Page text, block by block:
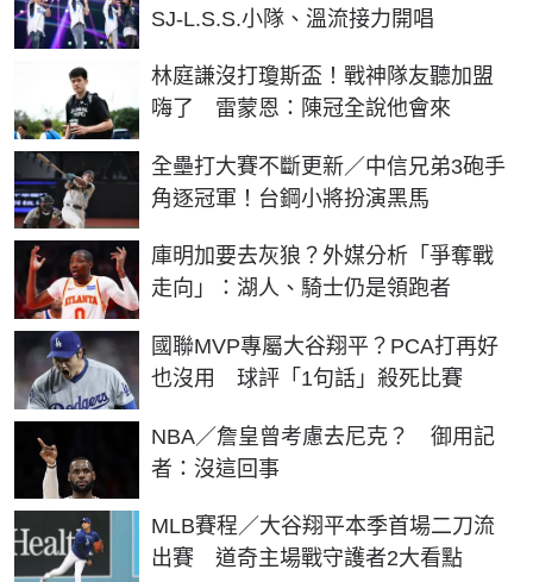
SJ-L.S.S.小隊、溫流接力開唱
林庭謙沒打瓊斯盃！戰神隊友聽加盟
嗨了 雷蒙恩：陳冠全說他會來
全壘打大賽不斷更新／中信兄弟3砲手
角逐冠軍！台鋼小將扮演黑馬
庫明加要去灰狼？外媒分析「爭奪戰
走向」：湖人、騎士仍是領跑者
國聯MVP專屬大谷翔平？PCA打再好
也沒用 球評「1句話」殺死比賽
NBA／詹皇曾考慮去尼克？ 御用記
者：沒這回事
MLB賽程／大谷翔平本季首場二刀流
出賽 道奇主場戰守護者2大看點